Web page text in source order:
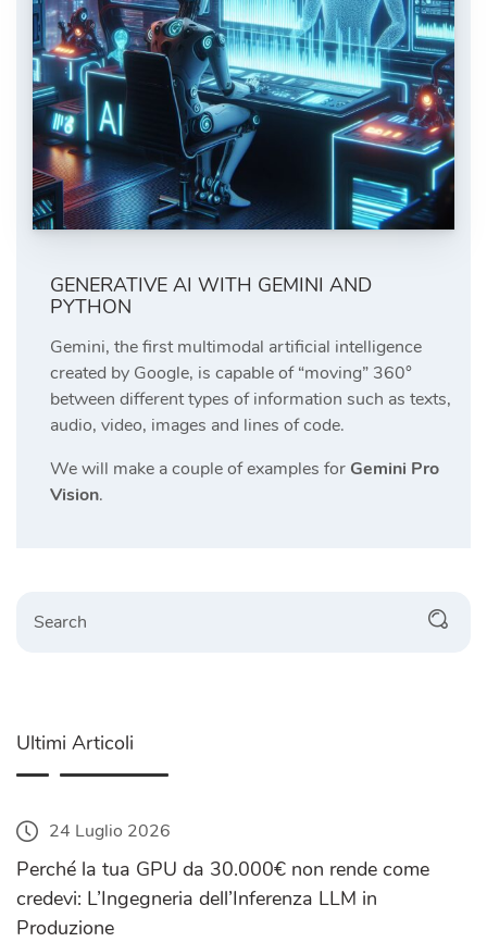
GENERATIVE AI WITH GEMINI AND
PYTHON
Gemini, the first multimodal artificial intelligence
created by Google, is capable of “moving” 360°
between different types of information such as texts,
audio, video, images and lines of code.
We will make a couple of examples for Gemini Pro
Vision.
Ultimi Articoli
24 Luglio 2026
Perché la tua GPU da 30.000€ non rende come
credevi: L’Ingegneria dell’Inferenza LLM in
Produzione